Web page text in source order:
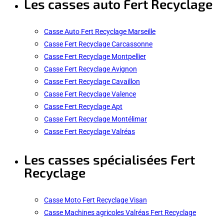
Les casses auto Fert Recyclage
Casse Auto Fert Recyclage Marseille
Casse Fert Recyclage Carcassonne
Casse Fert Recyclage Montpellier
Casse Fert Recyclage Avignon
Casse Fert Recyclage Cavaillon
Casse Fert Recyclage Valence
Casse Fert Recyclage Apt
Casse Fert Recyclage Montélimar
Casse Fert Recyclage Valréas
Les casses spécialisées Fert
Recyclage
Casse Moto Fert Recyclage Visan
Casse Machines agricoles Valréas Fert Recyclage